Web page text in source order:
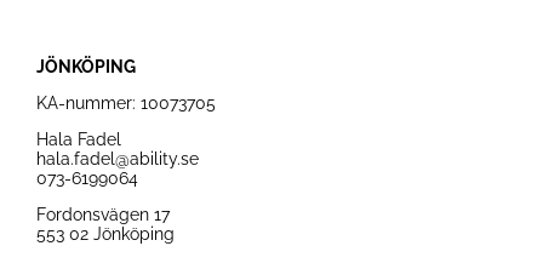
JÖNKÖPING
KA-nummer: 10073705
Hala Fadel
hala.fadel@ability.se
073-6199064
Fordonsvägen 17
553 02 Jönköping